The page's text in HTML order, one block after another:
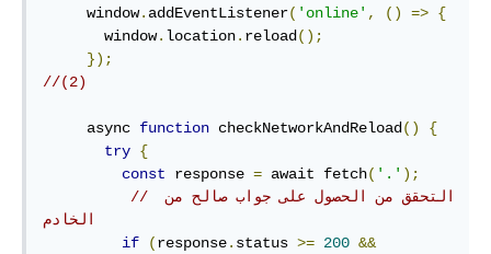
     window
. addEventListener( 'online' , () => {
       window
. location. reload();
});
//(2)
     async
function checkNetworkAndReload()
{
try {
const response = await fetch( '.' );
// التحقق من الحصول على جواب صالح من
الخادم
if
(response. status >= 200 &&